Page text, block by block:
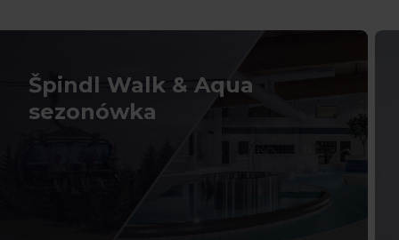
Špindl Walk & Aqua
sezonówka